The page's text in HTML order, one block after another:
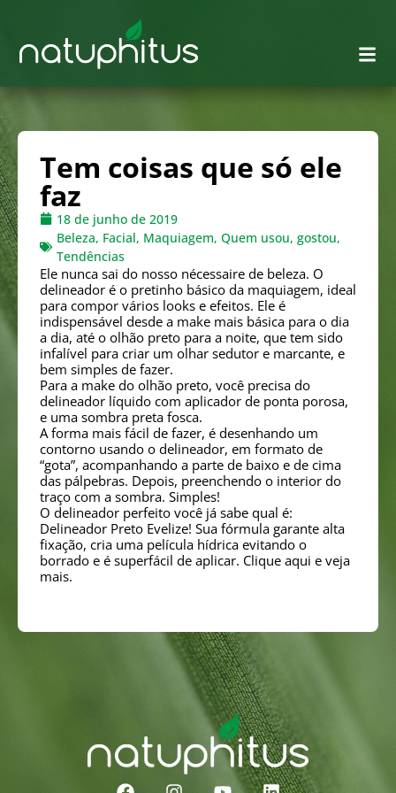
Tem coisas que só ele
faz
18 de junho de 2019
Beleza, Facial, Maquiagem, Quem usou, gostou,
Tendências
Ele nunca sai do nosso nécessaire de beleza. O
delineador é o pretinho básico da maquiagem, ideal
para compor vários looks e efeitos. Ele é
indispensável desde a make mais básica para o dia
a dia, até o olhão preto para a noite, que tem sido
infalível para criar um olhar sedutor e marcante, e
bem simples de fazer.
Para a make do olhão preto, você precisa do
delineador líquido com aplicador de ponta porosa,
e uma sombra preta fosca.
A forma mais fácil de fazer, é desenhando um
contorno usando o delineador, em formato de
“gota”, acompanhando a parte de baixo e de cima
das pálpebras. Depois, preenchendo o interior do
traço com a sombra. Simples!
O delineador perfeito você já sabe qual é:
Delineador Preto Evelize! Sua fórmula garante alta
fixação, cria uma película hídrica evitando o
borrado e é superfácil de aplicar. Clique aqui e veja
mais.